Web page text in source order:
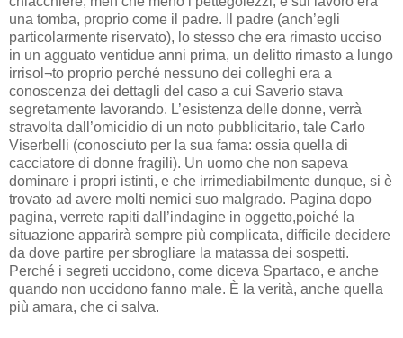
una tomba, proprio come il padre. Il padre (anch’egli
particolarmente riservato), lo stesso che era rimasto ucciso
in un agguato ventidue anni prima, un delitto rimasto a lungo
irrisol¬to proprio perché nessuno dei colleghi era a
conoscenza dei dettagli del caso a cui Saverio stava
segretamente lavorando. L’esistenza delle donne, verrà
stravolta dall’omicidio di un noto pubblicitario, tale Carlo
Viserbelli (conosciuto per la sua fama: ossia quella di
cacciatore di donne fragili). Un uomo che non sapeva
dominare i propri istinti, e che irrimediabilmente dunque, si è
trovato ad avere molti nemici suo malgrado. Pagina dopo
pagina, verrete rapiti dall’indagine in oggetto,poiché la
situazione apparirà sempre più complicata, difficile decidere
da dove partire per sbrogliare la matassa dei sospetti.
Perché i segreti uccidono, come diceva Spartaco, e anche
quando non uccidono fanno male. È la verità, anche quella
più amara, che ci salva.